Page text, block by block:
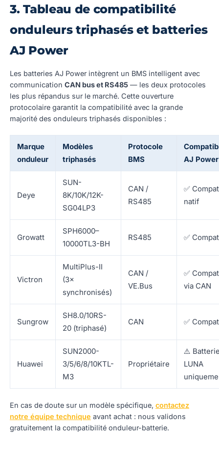
3. Tableau de compatibilité
onduleurs triphasés et batteries
AJ Power
Les batteries AJ Power intègrent un BMS intelligent avec
communication CAN bus et RS485 — les deux protocoles
les plus répandus sur le marché. Cette ouverture
protocolaire garantit la compatibilité avec la grande
majorité des onduleurs triphasés disponibles :
Marque
onduleur
Modèles
triphasés
Protocole
BMS
AJ Power
Deye
SUN-
8K/10K/12K-
SG04LP3
CAN /
RS485
✅
natif
Growatt
SPH6000–
10000TL3-BH
RS485 ✅
Victron
MultiPlus-II
(3×
synchronisés)
CAN /
VE.Bus
✅
via CAN
Sungrow
SH8.0/10RS-
20 (triphasé)
CAN ✅
Huawei
SUN2000-
3/5/6/8/10KTL-
M3
Propriétaire
⚠️
LUNA
En cas de doute sur un modèle spécifique, contactez
notre équipe technique avant achat : nous validons
gratuitement la compatibilité onduleur-batterie.